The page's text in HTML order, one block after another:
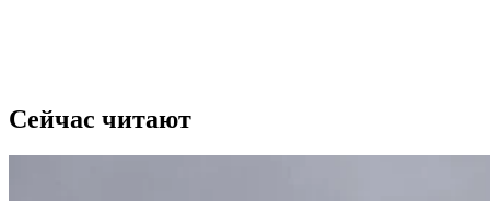
Сейчас читают